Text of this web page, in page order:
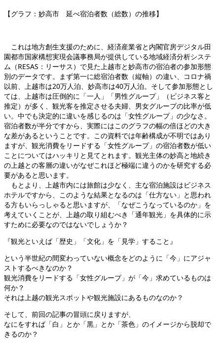
【グラフ：妙高市 延べ宿泊者数（総数）の推移】
これは地方創生支援のために、経済産業省と内閣官房デジタル田
園都市国家構想実現会議事務局が提供している地域経済分析システ
ム（RESAS：リーサス）で見た上越市と妙高市の宿泊者の参加形態
別のデータです。まず第一に総宿泊者数（縦軸）の違い、コロナ禍
以前、上越市は20万人泊、妙高市は40万人泊。そして参加形態とし
ては、上越市は圧倒的に「一人」「男性グループ」（ビジネス客と
推定）が多く、観光客を推定させる夫婦、男女グループの比率が低
い。中でも決定的に違いを感じるのは「女性グループ」の少なさ。
宿泊者数が半分ですから、実際にはこのグラフの幅の倍ほどの大き
な差があるということです。この資料では年齢構成が不明ではあり
ますが、観光消費をリードする「女性グループ」の宿泊者数が低い
ことについてはハッキリと見てとれます。観光主体の妙高と地続き
の上越との客層の違いがなぜこれほど極端に違うのかを研究する必
要があると思います。
もとより、上越市内には旅館は少なく、主な宿泊施設はビジネス
ホテルですから、このような結果となるのは「仕方ない」と思われ
る方もいらっしゃると思いますが、「なぜこうなっているのか」を
考えていくことが、上越の取り組むべき「通年観光」を具体的に示
すために必要なのではないでしょうか？
『観光といえば「歴史」「文化」を「見学」すること』
という半世紀の間変わっていない概念をどのように「今」にアジャ
ストするべきなのか？
観光消費をリードする「女性グループ」が「今」求めているものは
何か？
それは上越の観光スポットや観光施設にあるものなのか？
そして、前回の記事の冒頭に戻りますが、
なにをすれば「白」とか「黒」とか「茶色」のイメージから脱却で
きるのか？